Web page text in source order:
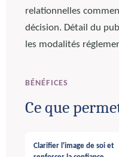
relationnelles
décision. Détail du
les modalités
BÉNÉFICES
Ce que
Clarifier l'image de soi et